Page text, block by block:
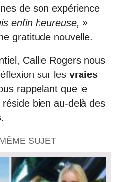
de son expérience
enfin heureuse, »
gratitude nouvelle.
Callie Rogers nous
sur les vraies
rappelant que le
bien au-delà des
SUJET